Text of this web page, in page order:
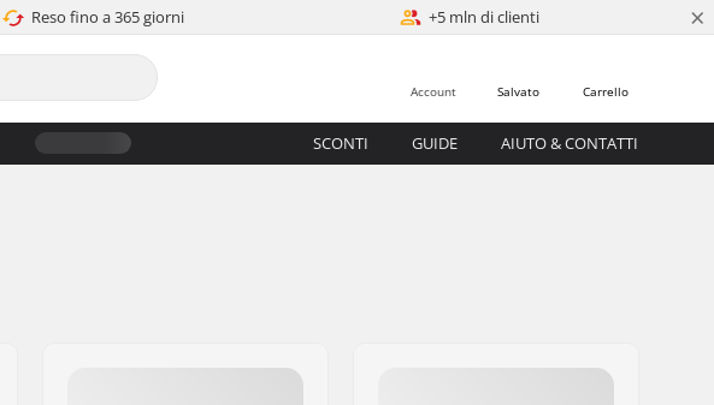
Reso fino a 365 giorni +5 mln di clienti ×
Carrello
Salvato
Account
SCONTI GUIDE AIUTO & CONTATTI